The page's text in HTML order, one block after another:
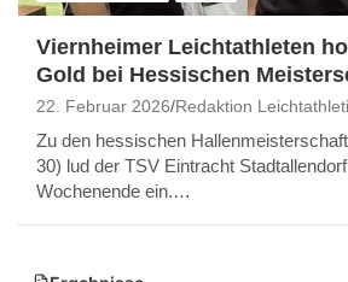
Viernheimer Leichtathleten
Gold bei Hessischen
22. Februar 2026 Redaktion
Zu den hessischen
30) lud der TSV Eintracht
Wochenende ein.…